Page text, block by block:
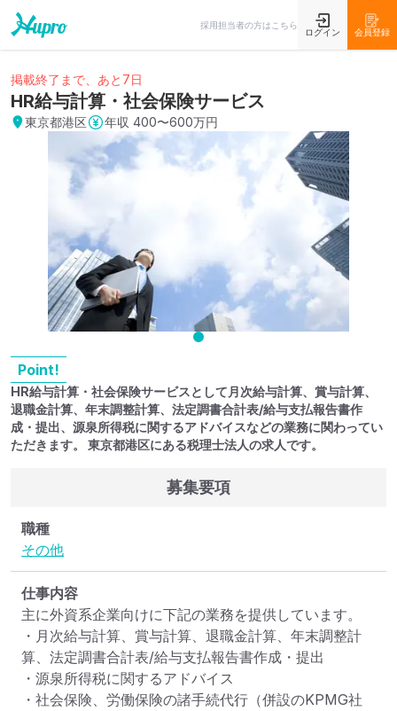
採用担当者の方はこちら
ログイン 会員登録
掲載終了まで、あと7日
HR給与計算・社会保険サービス
東京都港区 年収 400〜600万円
Point!
HR給与計算・社会保険サービスとして月次給与計算、賞与計算、
退職金計算、年末調整計算、法定調書合計表/給与支払報告書作
成・提出、源泉所得税に関するアドバイスなどの業務に関わってい
ただきます。 東京都港区にある税理士法人の求人です。
募集要項
職種
その他
仕事内容
主に外資系企業向けに下記の業務を提供しています。
・月次給与計算、賞与計算、退職金計算、年末調整計
算、法定調書合計表/給与支払報告書作成・提出
・源泉所得税に関するアドバイス
・社会保険、労働保険の諸手続代行（併設のKPMG社